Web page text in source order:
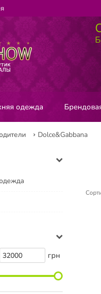
одежда
Dolce&Gabbana
грн